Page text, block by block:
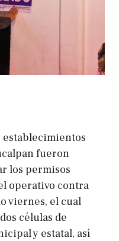
establecimientos
fueron
los permisos
operativo contra
viernes, el cual
células de
y estatal, así